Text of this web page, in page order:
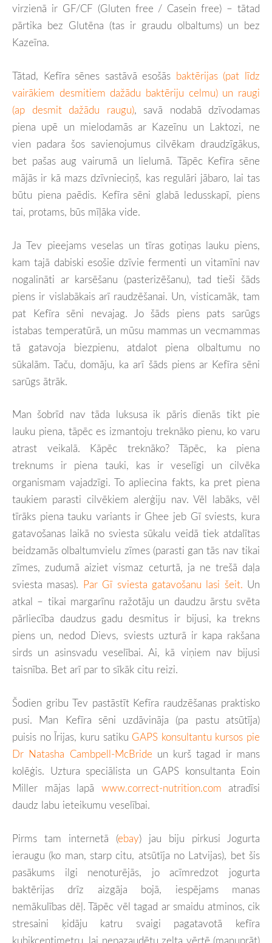
virzienā ir GF/CF (Gluten free / Casein free) – tātad
pārtika bez Glutēna (tas ir graudu olbaltums) un bez
Kazeīna.
Tātad, Kefīra sēnes sastāvā esošās baktērijas (pat līdz
vairākiem desmitiem dažādu baktēriju celmu) un raugi
(ap desmit dažādu raugu), savā nodabā dzīvodamas
piena upē un mielodamās ar Kazeīnu un Laktozi, ne
vien padara šos savienojumus cilvēkam draudzīgākus,
bet pašas aug vairumā un lielumā. Tāpēc Kefīra sēne
mājās ir kā mazs dzīvnieciņš, kas regulāri jābaro, lai tas
būtu piena paēdis. Kefīra sēni glabā ledusskapī, piens
tai, protams, būs mīļāka vide.
Ja Tev pieejams veselas un tīras gotiņas lauku piens,
kam tajā dabiski esošie dzīvie fermenti un vitamīni nav
nogalināti ar karsēšanu (pasterizēšanu), tad tieši šāds
piens ir vislabākais arī raudzēšanai. Un, visticamāk, tam
pat Kefīra sēni nevajag. Jo šāds piens pats sarūgs
istabas temperatūrā, un mūsu mammas un vecmammas
tā gatavoja biezpienu, atdalot piena olbaltumu no
sūkalām. Taču, domāju, ka arī šāds piens ar Kefīra sēni
sarūgs ātrāk.
Man šobrīd nav tāda luksusa ik pāris dienās tikt pie
lauku piena, tāpēc es izmantoju treknāko pienu, ko varu
atrast veikalā. Kāpēc treknāko? Tāpēc, ka piena
treknums ir piena tauki, kas ir veselīgi un cilvēka
organismam vajadzīgi. To apliecina fakts, ka pret piena
taukiem parasti cilvēkiem alerģiju nav. Vēl labāks, vēl
tīrāks piena tauku variants ir Ghee jeb Gī sviests, kura
gatavošanas laikā no sviesta sūkalu veidā tiek atdalītas
beidzamās olbaltumvielu zīmes (parasti gan tās nav tikai
zīmes, zudumā aiziet vismaz ceturtā, ja ne trešā daļa
sviesta masas). Par Gī sviesta gatavošanu lasi šeit. Un
atkal – tikai margarīnu ražotāju un daudzu ārstu svēta
pārliecība daudzus gadu desmitus ir bijusi, ka trekns
piens un, nedod Dievs, sviests uzturā ir kapa rakšana
sirds un asinsvadu veselībai. Ai, kā viņiem nav bijusi
taisnība. Bet arī par to sīkāk citu reizi.
Šodien gribu Tev pastāstīt Kefīra raudzēšanas praktisko
pusi. Man Kefīra sēni uzdāvināja (pa pastu atsūtīja)
puisis no Īrijas, kuru satiku GAPS konsultantu kursos pie
Dr Natasha Cambpell-McBride un kurš tagad ir mans
kolēģis. Uztura speciālista un GAPS konsultanta Eoin
Miller mājas lapā www.correct-nutrition.com atradīsi
daudz labu ieteikumu veselībai.
Pirms tam internetā (ebay) jau biju pirkusi Jogurta
ieraugu (ko man, starp citu, atsūtīja no Latvijas), bet šis
pasākums ilgi nenoturējās, jo acīmredzot jogurta
baktērijas drīz aizgāja bojā, iespējams manas
nemākulības dēļ. Tāpēc vēl tagad ar smaidu atminos, cik
stresaini ķidāju katru svaigi pagatavotā kefīra